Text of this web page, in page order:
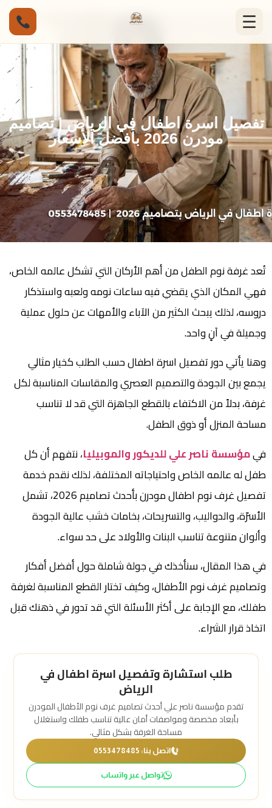
☰
تفصيل اسرة اطفال في الرياض | تصاميم
مودرن 2026 بأفضل الأسعار
تُعد غرفة نوم الطفل من أهم الأركان التي تشكل عالمه الخاص،
فهي المكان الذي يقضي فيه ساعات نومه ولعبه واستذكار
دروسه، لذلك يبحث الكثير من الآباء والأمهات عن حلول عملية
وجميلة في آنٍ واحد.
وهنا يأتي دور تفصيل اسرة اطفال حسب الطلب كخيار مثالي
يجمع بين الجودة والتصميم العصري والمقاسات المناسبة لكل
غرفة، بدلاً من الاكتفاء بالقطع الجاهزة التي قد لا تناسب
مساحة المنزل أو ذوق الطفل.
فيمؤسسة ناصر علي للديكور والموبيليا، نتفهم أن كل
طفل له عالمه الخاص واحتياجاته المختلفة، لذلك نقدم خدمة
تفصيل غرف نوم اطفال مودرن بأحدث تصاميم 2026، تشمل
الأسرّة، والدواليب، والتسريحات، بخامات خشب عالية الجودة
وألوان متنوعة تناسب البنات والأولاد على حد سواء.
في هذا المقال، سنأخذك في جولة شاملة حول أفضل أفكار
وتصاميم غرف نوم الأطفال، وكيف تختار القطع المناسبة لغرفة
طفلك، مع الإجابة على أكثر الأسئلة التي قد تدور في ذهنك قبل
اتخاذ قرار الشراء.
طلب استشارة وتفصيل اسرة اطفال في
الرياض
تقدم مؤسسة ناصر علي أحدث تصاميم غرف نوم الأطفال المودرن
بأبعاد مخصصة ومواصفات أمان عالية تناسب طفلك واستغلال
مساحة الغرفة بشكل مثالي.
اتصل بنا: 0553478485
تواصل عبر واتساب